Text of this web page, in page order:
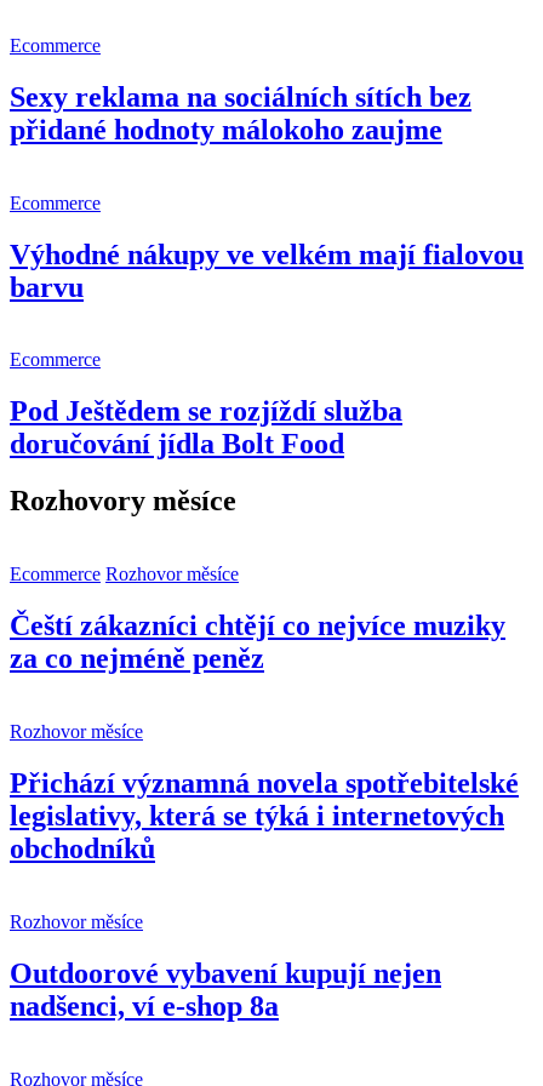
Ecommerce
Sexy reklama na sociálních sítích bez
přidané hodnoty málokoho zaujme
Ecommerce
Výhodné nákupy ve velkém mají fialovou
barvu
Ecommerce
Pod Ještědem se rozjíždí služba
doručování jídla Bolt Food
Rozhovory měsíce
Ecommerce Rozhovor měsíce
Čeští zákazníci chtějí co nejvíce muziky
za co nejméně peněz
Rozhovor měsíce
Přichází významná novela spotřebitelské
legislativy, která se týká i internetových
obchodníků
Rozhovor měsíce
Outdoorové vybavení kupují nejen
nadšenci, ví e-shop 8a
Rozhovor měsíce